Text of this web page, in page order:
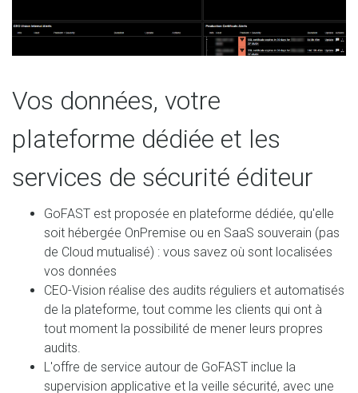
Vos données, votre
plateforme dédiée et les
services de sécurité éditeur
GoFAST est proposée en plateforme dédiée, qu'elle
soit hébergée OnPremise ou en SaaS souverain (pas
de Cloud mutualisé) : vous savez où sont localisées
vos données
CEO-Vision réalise des audits réguliers et automatisés
de la plateforme, tout comme les clients qui ont à
tout moment la possibilité de mener leurs propres
audits.
L'offre de service autour de GoFAST inclue la
supervision applicative et la veille sécurité, avec une